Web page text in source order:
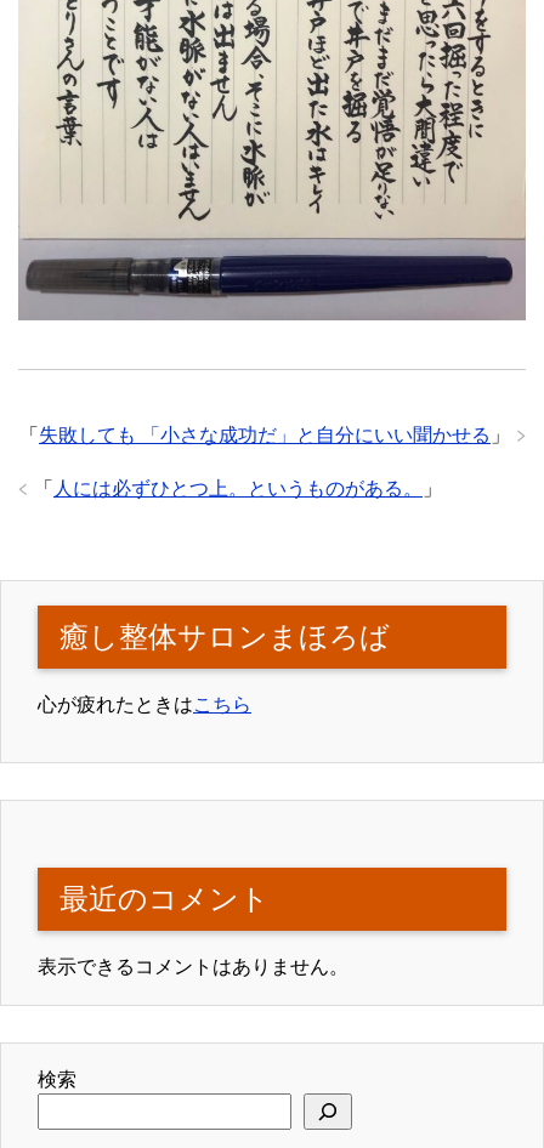
「 失敗しても 「小さな成功だ」と自分にいい聞かせる 」
「 人には必ずひとつ上。というものがある。 」
癒し整体サロンまほろば
心が疲れたときはこちら
最近のコメント
表示できるコメントはありません。
検索